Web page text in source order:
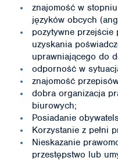
znajomość w
języków obcych
pozytywne
uzyskania
uprawniającego do
odporność w
znajomość
dobra organizacja
biurowych;
Posiadanie
Korzystanie z pełni
Nieskazanie
przestępstwo lub